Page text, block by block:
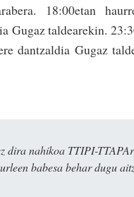
18:00etan
Gugaz taldearekin.
dantzaldia Gugaz
dira nahikoa TTIPI-
babesa behar dugu